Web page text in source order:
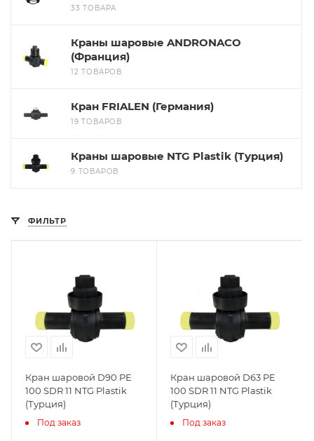
33 ТОВАРА
Краны шаровые ANDRONACO
(Франция)
12 ТОВАРОВ
Кран FRIALEN (Германия)
19 ТОВАРОВ
Краны шаровые NTG Plastik (Турция)
9 ТОВАРОВ
ФИЛЬТР
Кран шаровой D90 PE
100 SDR 11 NTG Plastik
(Турция)
Под заказ
Кран шаровой D63 PE
100 SDR 11 NTG Plastik
(Турция)
Под заказ